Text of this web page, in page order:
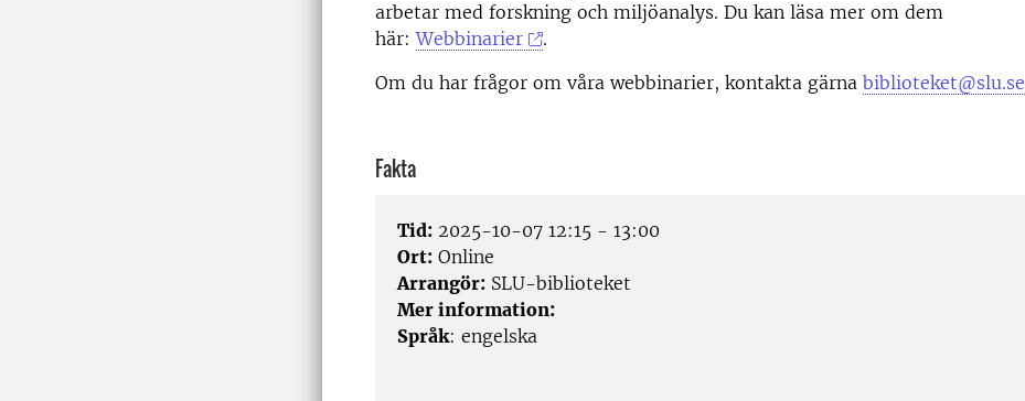
arbetar med forskning och miljöanalys. Du kan läsa mer om dem
här: Webbinarier
.
Om du har frågor om våra webbinarier, kontakta gärna biblioteket@slu.se
Fakta
Tid: 2025-10-07 12:15 - 13:00
Ort: Online
Arrangör: SLU-biblioteket
Mer information:
Språk: engelska